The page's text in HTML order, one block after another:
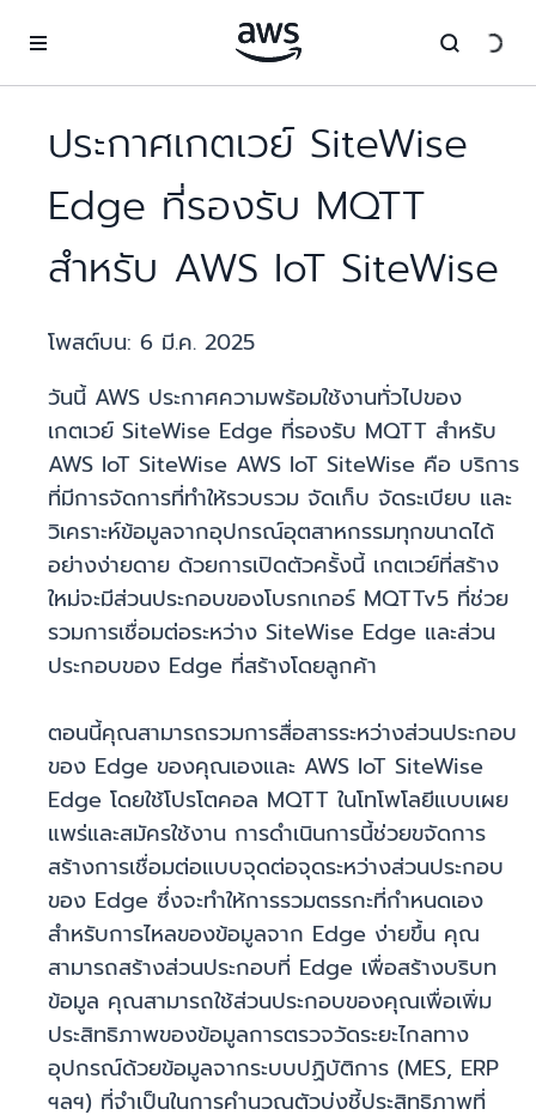
ประกาศเกตเวย์ SiteWise
Edge ที่รองรับ MQTT
สำหรับ AWS IoT SiteWise
โพสต์บน: 6 มี.ค. 2025
วันนี้ AWS ประกาศความพร้อมใช้งานทั่วไปของ
เกตเวย์ SiteWise Edge ที่รองรับ MQTT สำหรับ
AWS IoT SiteWise AWS IoT SiteWise คือ บริการ
ที่มีการจัดการที่ทำให้รวบรวม จัดเก็บ จัดระเบียบ และ
วิเคราะห์ข้อมูลจากอุปกรณ์อุตสาหกรรมทุกขนาดได้
อย่างง่ายดาย ด้วยการเปิดตัวครั้งนี้ เกตเวย์ที่สร้าง
ใหม่จะมีส่วนประกอบของโบรกเกอร์ MQTTv5 ที่ช่วย
รวมการเชื่อมต่อระหว่าง SiteWise Edge และส่วน
ประกอบของ Edge ที่สร้างโดยลูกค้า
ตอนนี้คุณสามารถรวมการสื่อสารระหว่างส่วนประกอบ
ของ Edge ของคุณเองและ AWS IoT SiteWise
Edge โดยใช้โปรโตคอล MQTT ในโทโพโลยีแบบเผย
แพร่และสมัครใช้งาน การดำเนินการนี้ช่วยขจัดการ
สร้างการเชื่อมต่อแบบจุดต่อจุดระหว่างส่วนประกอบ
ของ Edge ซึ่งจะทำให้การรวมตรรกะที่กำหนดเอง
สำหรับการไหลของข้อมูลจาก Edge ง่ายขึ้น คุณ
สามารถสร้างส่วนประกอบที่ Edge เพื่อสร้างบริบท
ข้อมูล คุณสามารถใช้ส่วนประกอบของคุณเพื่อเพิ่ม
ประสิทธิภาพของข้อมูลการตรวจวัดระยะไกลทาง
อุปกรณ์ด้วยข้อมูลจากระบบปฏิบัติการ (MES, ERP
ฯลฯ) ที่จำเป็นในการคำนวณตัวบ่งชี้ประสิทธิภาพที่